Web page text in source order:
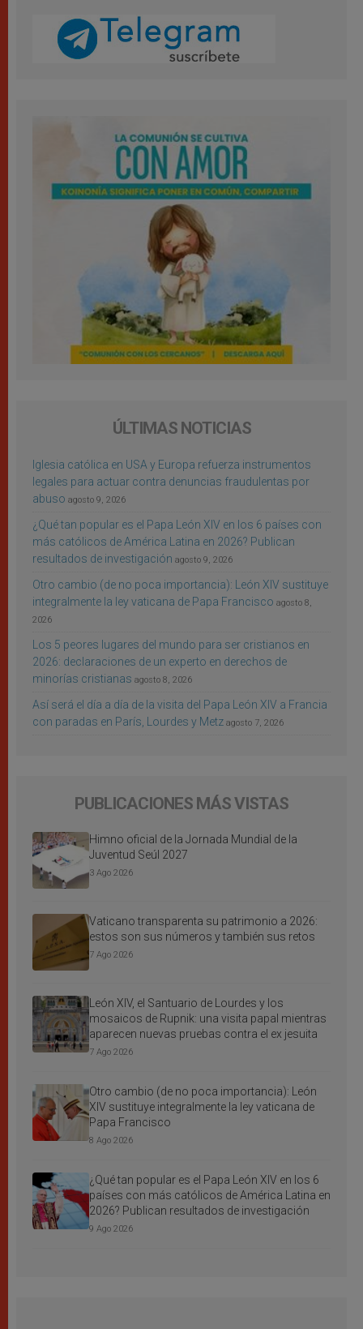
ÚLTIMAS NOTICIAS
Iglesia católica en USA y Europa refuerza instrumentos
legales para actuar contra denuncias fraudulentas por
abuso agosto 9, 2026
¿Qué tan popular es el Papa León XIV en los 6 países con
más católicos de América Latina en 2026? Publican
resultados de investigación agosto 9, 2026
Otro cambio (de no poca importancia): León XIV sustituye
integralmente la ley vaticana de Papa Francisco agosto 8,
2026
Los 5 peores lugares del mundo para ser cristianos en
2026: declaraciones de un experto en derechos de
minorías cristianas agosto 8, 2026
Así será el día a día de la visita del Papa León XIV a Francia
con paradas en París, Lourdes y Metz agosto 7, 2026
PUBLICACIONES MÁS VISTAS
Himno oficial de la Jornada Mundial de la
Juventud Seúl 2027
3 Ago 2026
Vaticano transparenta su patrimonio a 2026:
estos son sus números y también sus retos
7 Ago 2026
León XIV, el Santuario de Lourdes y los
mosaicos de Rupnik: una visita papal mientras
aparecen nuevas pruebas contra el ex jesuita
7 Ago 2026
Otro cambio (de no poca importancia): León
XIV sustituye integralmente la ley vaticana de
Papa Francisco
8 Ago 2026
¿Qué tan popular es el Papa León XIV en los 6
países con más católicos de América Latina en
2026? Publican resultados de investigación
9 Ago 2026